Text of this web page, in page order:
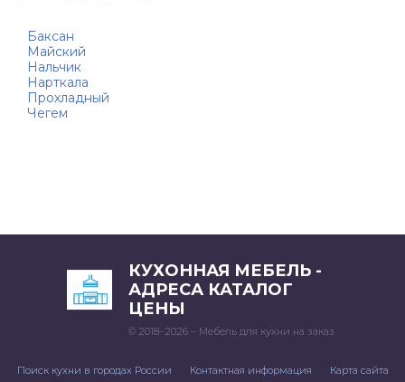
Баксан
Майский
Нальчик
Нарткала
Прохладный
Чегем
КУХОННАЯ МЕБЕЛЬ -
АДРЕСА КАТАЛОГ
ЦЕНЫ
© 2018–2026 – Мебель для кухни на заказ
Поиск кухни в городах России Контактная информация Карта сайта